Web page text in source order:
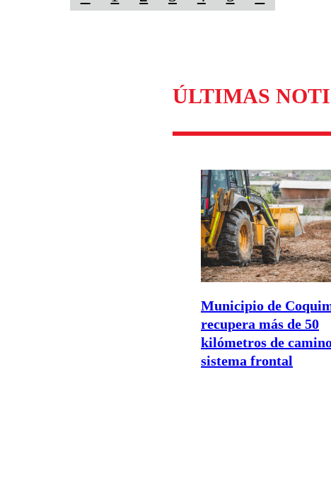
ÚLTIMAS
Municipio de
recupera más de 50
kilómetros de
sistema frontal